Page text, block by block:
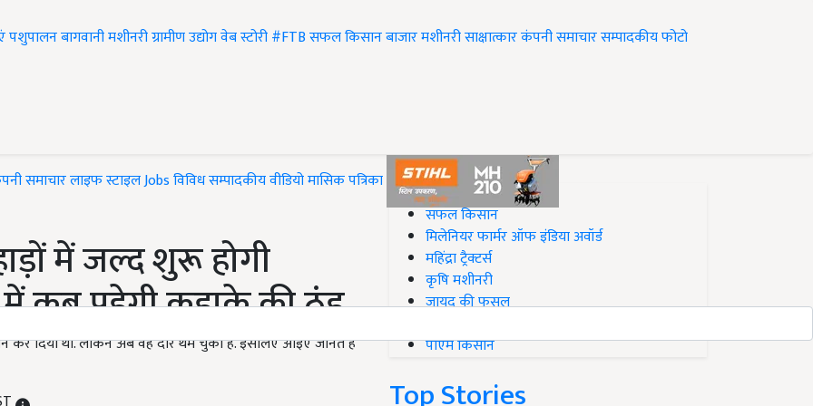
पशुपालनबागवानीमशीनरीग्रामीण उद्योगवेब स्टोरी#FTBसफल किसानबाजारमशीनरीसाक्षात्कारकंपनी समाचारसम्पादकीयफोटो
समाचारलाइफ स्टाइलJobsविविधसम्पादकीयवीडियोमासिक पत्रिका
में जल्द शुरू होगी
में कब पड़ेगी कड़ाके की ठंड
कर दिया था. लेकिन अब वह दौर थम चुका है. इसलिए आइए जानते हैं
#Top on Krishi Jagran
सफल किसान
मिलेनियर फार्मर ऑफ इंडिया अवॉर्ड
महिंद्रा ट्रैक्टर्स
कृषि मशीनरी
जायद की फसल
पीएम किसान
Top Stories